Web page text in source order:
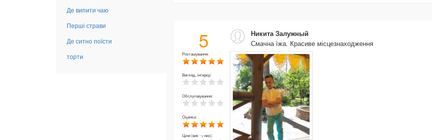
Де випити чаю
Перші страви
Де ситно поїсти
торти
5
Розташування:
Вигляд, інтерєр:
Обслуговування:
Оценка:
Ціни (вис -> низ):
Никита Залужный
Смачна їжа. Красиве місцезнаходження